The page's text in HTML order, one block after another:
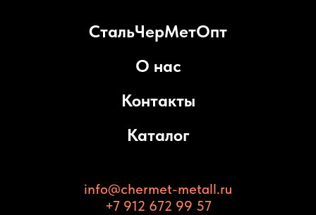
СтальЧерМетОпт
О нас
Контакты
Каталог
info@chermet-metall.ru
+7 912 672 99 57